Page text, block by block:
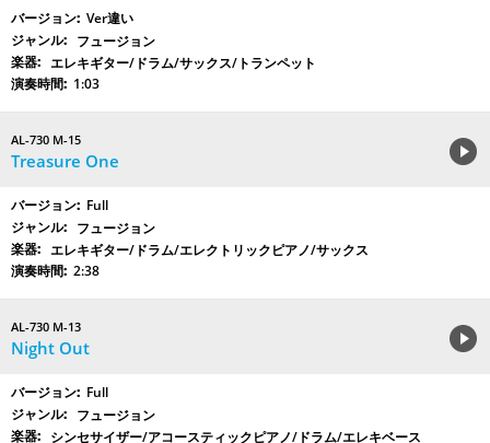
Ver違い
フュージョン
エレキギター/ドラム/サックス/トランペット
1:03
AL-730 M-15
Treasure One
Full
フュージョン
エレキギター/ドラム/エレクトリックピアノ/サックス
2:38
AL-730 M-13
Night Out
Full
フュージョン
シンセサイザー/アコースティックピアノ/ドラム/エレキベース